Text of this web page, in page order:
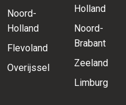
Noord-
Holland
Flevoland
Overijssel
Holland
Noord-
Brabant
Zeeland
Limburg